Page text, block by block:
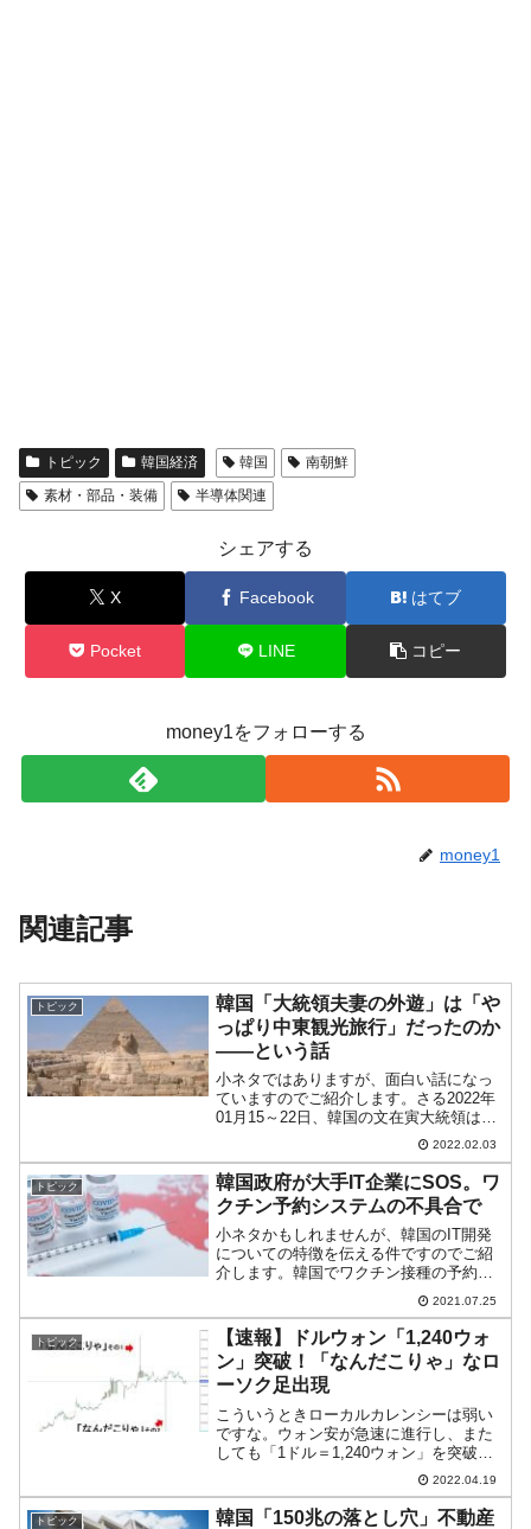
トピック 韓国経済 韓国
南朝鮮
素材・部品・装備
半導体関連
シェアする
X Facebook はてブ
Pocket LINE コピー
money1をフォローする
money1
関連記事
トピック
韓国「大統領夫妻の外遊」は「や
っぱり中東観光旅行」だったのか
――という話
小ネタではありますが、面白い話になっ
ていますのでご紹介します。さる2022年
01月15～22日、韓国の文在寅大統領は奥
さんも同伴で6泊8日の日程でアラブ首長
国連邦(UAE)、サウジアラビア、エジプ
トの中東3カ国を歴訪しました。国内で感
染再拡...
2022.02.03
トピック
韓国政府が大手IT企業にSOS。ワ
クチン予約システムの不具合で
小ネタかもしれませんが、韓国のIT開発
についての特徴を伝える件ですのでご紹
介します。韓国でワクチン接種の予約シ
ステムで不具合が発生しており、「予約
できない」と国民から怒りの声が上がっ
ています。↑「現在は事前予防接種の予約
期間がありません」の...
2021.07.25
トピック
【速報】ドルウォン「1,240ウォ
ン」突破！「なんだこりゃ」なロ
ーソク足出現
こういうときローカルカレンシーは弱い
ですな。ウォン安が急速に進行し、また
しても「1ドル＝1,240ウォン」を突破し
ました。2022年04月19日23：12現在のチ
ャートをご覧ください（チャートは
『Investing.com』より引用：以下同...
2022.04.19
トピック
韓国「150兆の落とし穴」不動産